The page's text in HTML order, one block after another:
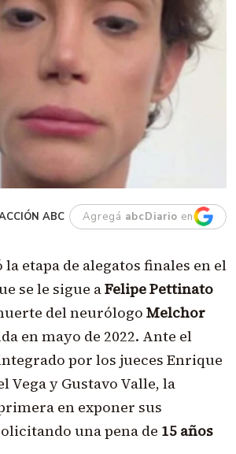
ABC Agregá abcDiario en
la etapa de alegatos finales en el
se le sigue aFelipe Pettinato
del neurólogoMelchor
en mayo de 2022. Ante el
por los jueces Enrique
Vega y Gustavo Valle, la
en exponer sus
una pena de 15 años